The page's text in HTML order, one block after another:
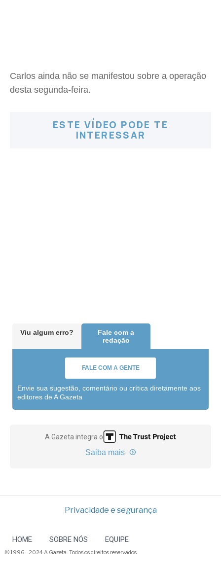
Carlos ainda não se manifestou sobre a operação
desta segunda-feira.
ESTE VÍDEO PODE TE
INTERESSAR
Viu algum erro?
Fale com a
redação
FALE COM A GENTE
Envie sua sugestão, comentário ou crítica diretamente aos
editores de A Gazeta
A Gazeta integra o
Saiba mais
Privacidade e segurança
HOME SOBRE NÓS EQUIPE
© 1996 - 2024 A Gazeta. Todos os direitos reservados